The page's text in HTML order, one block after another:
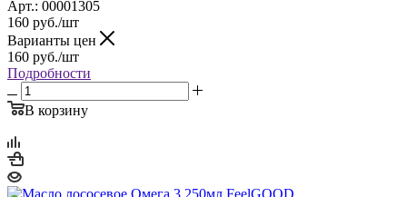
Арт.: 00001305
160 руб./шт
Варианты цен
160 руб./шт
Подробности
В корзину